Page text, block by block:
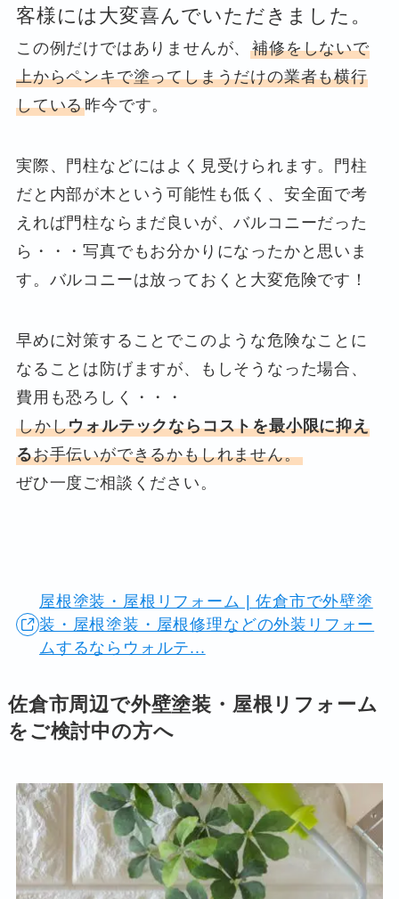
客様には大変喜んでいただきました。
この例だけではありませんが、補修をしないで
上からペンキで塗ってしまうだけの業者も横行
している昨今です。
実際、門柱などにはよく見受けられます。門柱
だと内部が木という可能性も低く、安全面で考
えれば門柱ならまだ良いが、バルコニーだった
ら・・・写真でもお分かりになったかと思いま
す。バルコニーは放っておくと大変危険です！
早めに対策することでこのような危険なことに
なることは防げますが、もしそうなった場合、
費用も恐ろしく・・・
しかしウォルテックならコストを最小限に抑え
るお手伝いができるかもしれません。
ぜひ一度ご相談ください。
屋根塗装・屋根リフォーム | 佐倉市で外壁塗
装・屋根塗装・屋根修理などの外装リフォー
ムするならウォルテ...
佐倉市周辺で外壁塗装・屋根リフォーム
をご検討中の方へ